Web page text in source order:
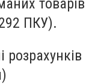
товарів
ПКУ).
розрахунків